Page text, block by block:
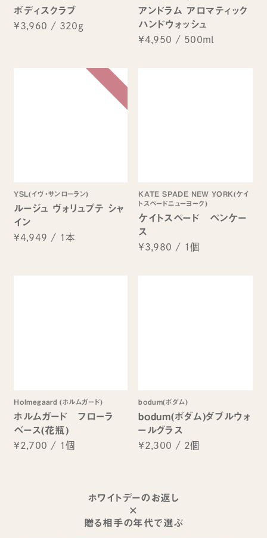
ボディスクラブ
¥3,960 / 320g
アンドラム アロマティック
ハンドウォッシュ
¥4,950 / 500ml
YSL(イヴ・サンローラン)
ルージュ ヴォリュプテ シャ
イン
¥4,949 / 1本
KATE SPADE NEW YORK(ケイ
トスペードニューヨーク)
ケイトスペード ペンケー
ス
¥3,980 / 1個
Holmegaard (ホルムガード)
ホルムガード フローラ
ベース(花瓶)
¥2,700 / 1個
bodum(ボダム)
bodum(ボダム)ダブルウォ
ールグラス
¥2,300 / 2個
ホワイトデーのお返し
×
贈る相手の年代で選ぶ